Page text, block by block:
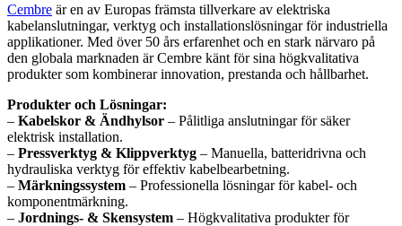
Cembre är en av Europas främsta tillverkare av elektriska
kabelanslutningar, verktyg och installationslösningar för industriella
applikationer. Med över 50 års erfarenhet och en stark närvaro på
den globala marknaden är Cembre känt för sina högkvalitativa
produkter som kombinerar innovation, prestanda och hållbarhet.
Produkter och Lösningar:
– Kabelskor & Ändhylsor – Pålitliga anslutningar för säker
elektrisk installation.
– Pressverktyg & Klippverktyg – Manuella, batteridrivna och
hydrauliska verktyg för effektiv kabelbearbetning.
– Märkningssystem – Professionella lösningar för kabel- och
komponentmärkning.
– Jordnings- & Skensystem – Högkvalitativa produkter för